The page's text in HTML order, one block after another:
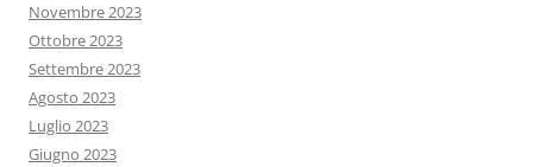
Novembre 2023
Ottobre 2023
Settembre 2023
Agosto 2023
Luglio 2023
Giugno 2023